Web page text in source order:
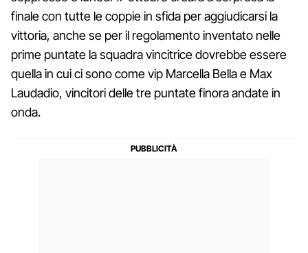
finale con tutte le coppie in sfida per aggiudicarsi la
vittoria, anche se per il regolamento inventato nelle
prime puntate la squadra vincitrice dovrebbe essere
quella in cui ci sono come vip Marcella Bella e Max
Laudadio, vincitori delle tre puntate finora andate in
onda.